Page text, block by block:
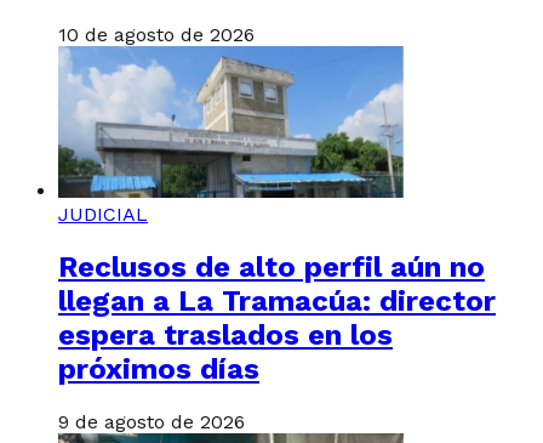
10 de agosto de 2026
JUDICIAL
Reclusos de alto perfil aún no
llegan a La Tramacúa: director
espera traslados en los
próximos días
9 de agosto de 2026